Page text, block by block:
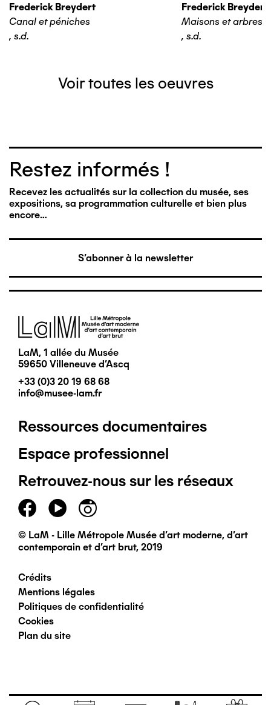
Frederick Breydert
Canal et péniches
, s.d.
Frederick Breydert
Maisons et arbres
, s.d.
Voir toutes les oeuvres
Restez informés !
Recevez les actualités sur la collection du musée, ses
expositions, sa programmation culturelle et bien plus
encore…
S'abonner à la newsletter
Image
LaM, 1 allée du Musée
59650 Villeneuve d'Ascq
+33 (0)3 20 19 68 68
info@musee-lam.fr
Pied
de
page
principal
Ressources documentaires
Espace professionnel
Retrouvez-nous sur les réseaux
© LaM - Lille Métropole Musée d'art moderne, d'art
contemporain et d'art brut, 2019
Pied
de
page
Crédits
Mentions légales
Politiques de confidentialité
Cookies
Plan du site